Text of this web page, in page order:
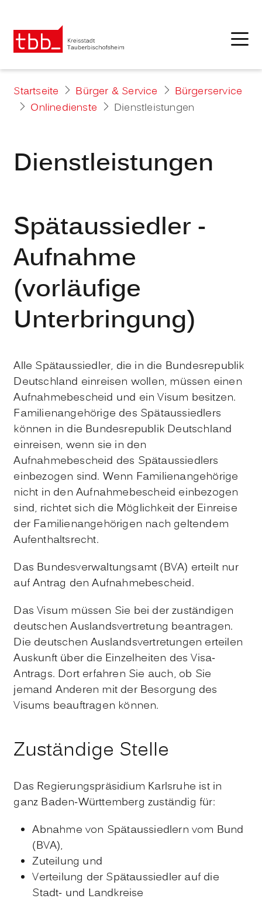
Startseite Bürger & Service
Bürgerservice
Onlinedienste
Dienstleistungen
Dienstleistungen
Spätaussiedler -
Aufnahme
(vorläufige
Unterbringung)
Alle Spätaussiedler, die in die Bundesrepublik
Deutschland einreisen wollen, müssen einen
Aufnahmebescheid und ein Visum besitzen.
Familienangehörige des Spätaussiedlers
können in die Bundesrepublik Deutschland
einreisen, wenn sie in den
Aufnahmebescheid des Spätaussiedlers
einbezogen sind. Wenn Familienangehörige
nicht in den Aufnahmebescheid einbezogen
sind, richtet sich die Möglichkeit der Einreise
der Familienangehörigen nach geltendem
Aufenthaltsrecht.
Das Bundesverwaltungsamt (BVA) erteilt nur
auf Antrag den Aufnahmebescheid.
Das Visum müssen Sie bei der zuständigen
deutschen Auslandsvertretung beantragen.
Die deutschen Auslandsvertretungen erteilen
Auskunft über die Einzelheiten des Visa-
Antrags. Dort erfahren Sie auch, ob Sie
jemand Anderen mit der Besorgung des
Visums beauftragen können.
Zuständige Stelle
Das Regierungspräsidium Karlsruhe ist in
ganz Baden-Württemberg zuständig für:
Abnahme von Spätaussiedlern vom Bund
(BVA),
Zuteilung und
Verteilung der Spätaussiedler auf die
Stadt- und Landkreise